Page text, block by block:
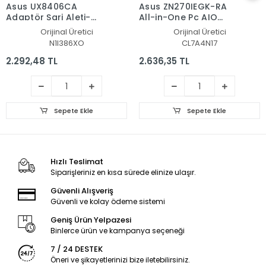
Asus UX8406CA
Adaptör Şarj Aleti-
Orijinal Üretici
N1I386XO
2.292,48 TL
Sepete Ekle
Asus ZN270IEGK-RA
All-in-One Pc AIO
Adaptör Şarj Aleti-
Orijinal Üretici
CL7A4N17
2.636,35 TL
Sepete Ekle
Hızlı Teslimat
Siparişleriniz en kısa sürede elinize ulaşır.
Güvenli Alışveriş
Güvenli ve kolay ödeme sistemi
Geniş Ürün Yelpazesi
Binlerce ürün ve kampanya seçeneği
7 / 24 DESTEK
Öneri ve şikayetlerinizi bize iletebilirsiniz.